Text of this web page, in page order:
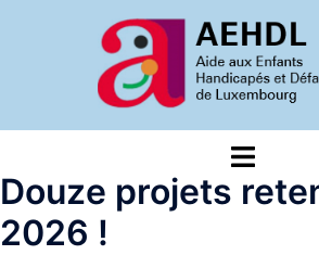
Ouvrir/
menu
Douze projets
2026 !